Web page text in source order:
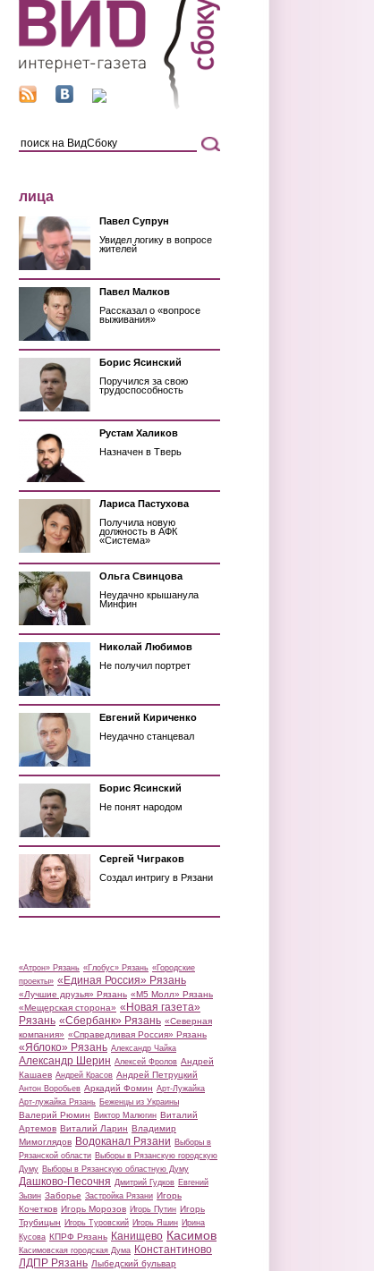
лица
Павел Супрун
Увидел логику в вопросе
жителей
Павел Малков
Рассказал о «вопросе
выживания»
Борис Ясинский
Поручился за свою
трудоспособность
Рустам Халиков
Назначен в Тверь
Лариса Пастухова
Получила новую
должность в АФК
«Система»
Ольга Свинцова
Неудачно крышанула
Минфин
Николай Любимов
Не получил портрет
Евгений Кириченко
Неудачно станцевал
Борис Ясинский
Не понят народом
Сергей Чиграков
Создал интригу в Рязани
«Атрон» Рязань «Глобус» Рязань «Городские
проекты» «Единая Россия» Рязань
«Лучшие друзья» Рязань «М5 Молл» Рязань
«Мещерская сторона» «Новая газета»
Рязань «Сбербанк» Рязань «Северная
компания» «Справедливая Россия» Рязань
«Яблоко» Рязань Александр Чайка
Александр Шерин Алексей Фролов Андрей
Кашаев Андрей Красов Андрей Петруцкий
Антон Воробьев Аркадий Фомин Арт-Лужайка
Арт-лужайка Рязань Беженцы из Украины
Валерий Рюмин Виктор Малюгин Виталий
Артемов Виталий Ларин Владимир
Мимоглядов Водоканал Рязани Выборы в
Рязанской области Выборы в Рязанскую городскую
Думу Выборы в Рязанскую областную Думу
Дашково-Песочня Дмитрий Гудков Евгений
Зызин Заборье Застройка Рязани Игорь
Кочетков Игорь Морозов Игорь Путин Игорь
Трубицын Игорь Туровский Игорь Яшин Ирина
Кусова КПРФ Рязань Канищево Касимов
Касимовская городская Дума Константиново
ЛДПР Рязань Лыбедский бульвар